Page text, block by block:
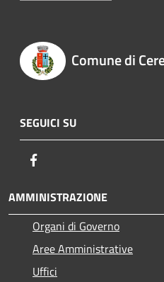
Comune di
SEGUICI SU
AMMINISTRAZIONE
Organi di Governo
Aree Amministrative
Uffici